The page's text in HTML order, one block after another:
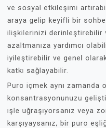
ve sosyal etkileşimi
araya gelip keyifli bir
ilişkilerinizi derinleştirebilir
azaltmanıza yardımcı
iyileştirebilir ve genel
katkı sağlayabilir.
Puro içmek aynı zamanda
konsantrasyonunuzu
işle uğraşıyorsanız veya
karşıyaysanız, bir puro